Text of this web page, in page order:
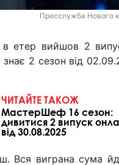
Пресслужба Нового
в етер вийшов 2
2 сезон від
ЧИТАЙТЕ ТАКОЖ
МастерШеф 16 сезон:
дивитися 2 випуск
від 30.08.2025
Вся виграна сума